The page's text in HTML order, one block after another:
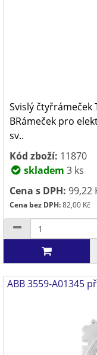
Svislý čtyřrámeček
BRámeček pro
sv..
Kód zboží: 11870
skladem 3 ks
Cena s DPH: 99,22
Cena bez DPH:82,00 Kč
ABB 3559-A01345